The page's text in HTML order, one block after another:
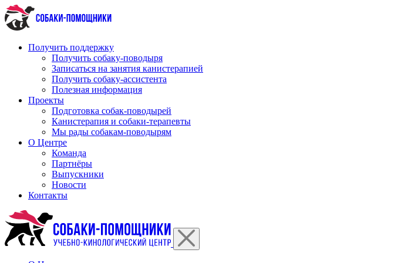
Перейти
к
содержимому
Получить поддержку
Получить собаку-поводыря
Записаться на занятия канистерапией
Получить собаку-ассистента
Полезная информация
Проекты
Подготовка собак-поводырей
Канистерапия и собаки-терапевты
Мы рады собакам-поводырям
О Центре
Команда
Партнёры
Выпускники
Новости
Контакты